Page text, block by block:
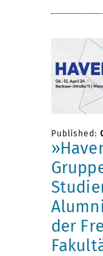
Published:
der